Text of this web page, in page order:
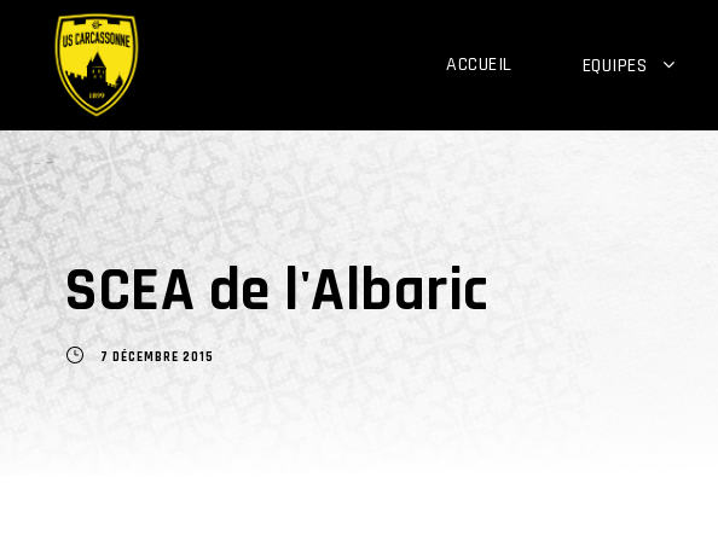
ACCUEIL EQUIPES
SCEA de l'Albaric
7 DÉCEMBRE 2015